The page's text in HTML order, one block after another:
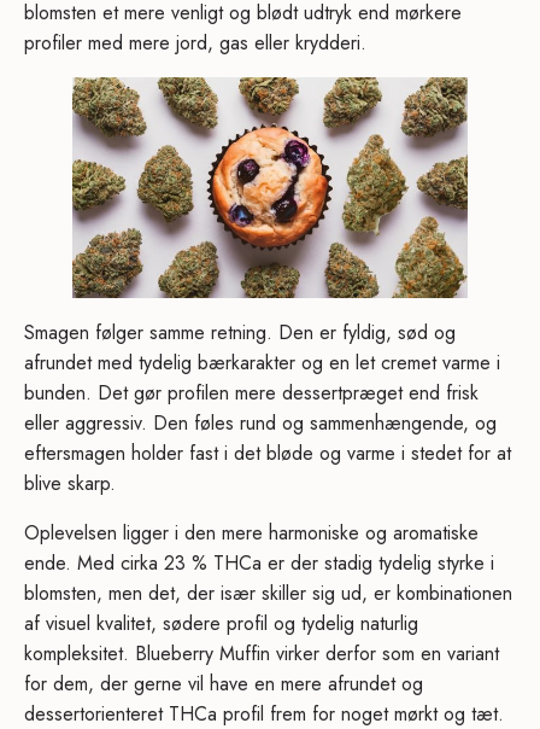
blomsten et mere venligt og blødt udtryk end mørkere
profiler med mere jord, gas eller krydderi.
Smagen følger samme retning. Den er fyldig, sød og
afrundet med tydelig bærkarakter og en let cremet varme i
bunden. Det gør profilen mere dessertpræget end frisk
eller aggressiv. Den føles rund og sammenhængende, og
eftersmagen holder fast i det bløde og varme i stedet for at
blive skarp.
Oplevelsen ligger i den mere harmoniske og aromatiske
ende. Med cirka 23 % THCa er der stadig tydelig styrke i
blomsten, men det, der især skiller sig ud, er kombinationen
af visuel kvalitet, sødere profil og tydelig naturlig
kompleksitet. Blueberry Muffin virker derfor som en variant
for dem, der gerne vil have en mere afrundet og
dessertorienteret THCa profil frem for noget mørkt og tæt.